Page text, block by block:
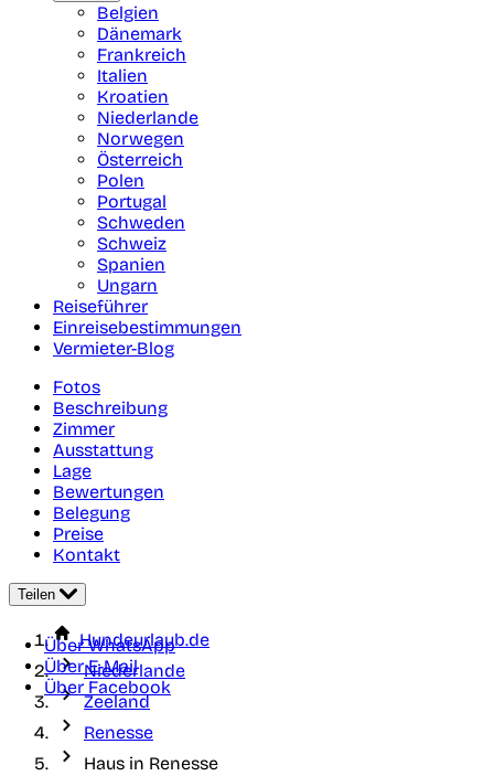
Belgien
Dänemark
Frankreich
Italien
Kroatien
Niederlande
Norwegen
Österreich
Polen
Portugal
Schweden
Schweiz
Spanien
Ungarn
Reiseführer
Einreisebestimmungen
Vermieter-Blog
Fotos
Beschreibung
Zimmer
Ausstattung
Lage
Bewertungen
Belegung
Preise
Kontakt
Teilen
Über WhatsApp
Über E-Mail
Über Facebook
Hundeurlaub.de
Niederlande
Zeeland
Renesse
Haus in Renesse